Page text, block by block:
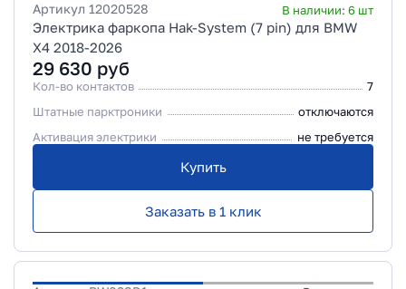
Артикул 12020528 В наличии: 6 шт
Электрика фаркопа Hak-System (7 pin) для BMW
X4 2018-2026
29 630 руб
Кол-во контактов
7
Штатные парктроники
отключаются
Активация электрики
не требуется
Купить
Заказать в 1 клик